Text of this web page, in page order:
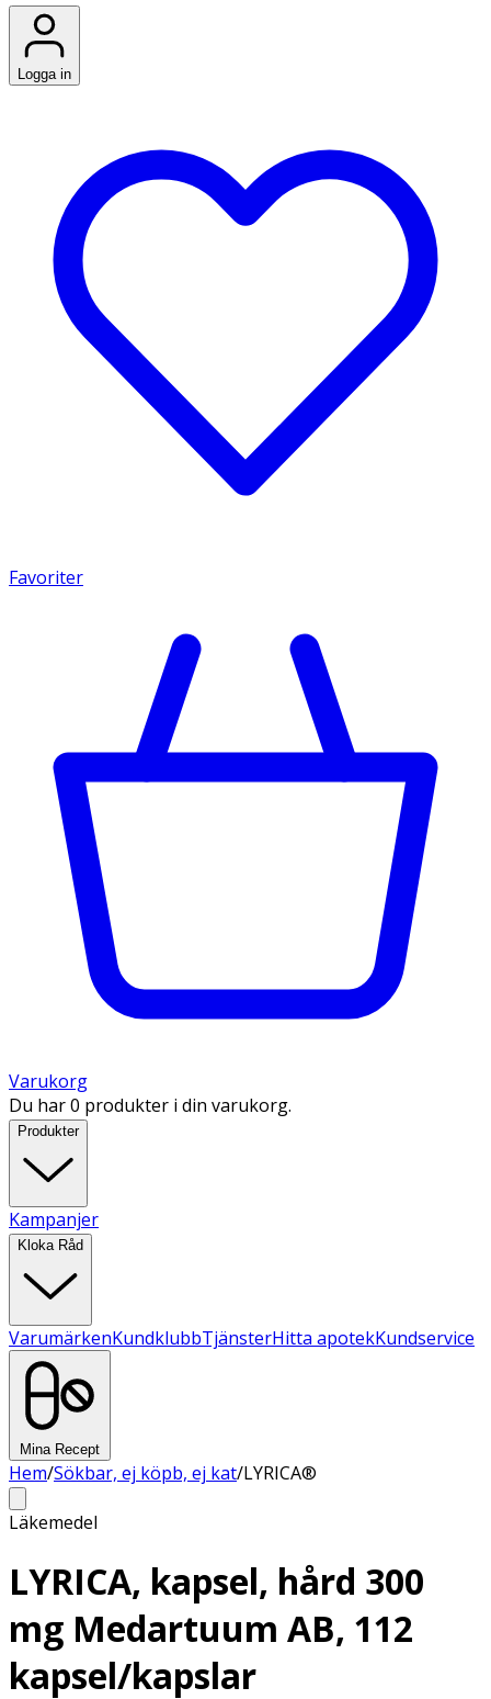
Logga in
Favoriter
Varukorg
Du har 0 produkter i din varukorg.
Produkter
Kampanjer
Kloka Råd
VarumärkenKundklubbTjänsterHitta apotekKundservice
Mina Recept
Hem/Sökbar, ej köpb, ej kat/LYRICA®
Läkemedel
LYRICA, kapsel, hård 300
mg Medartuum AB, 112
kapsel/kapslar